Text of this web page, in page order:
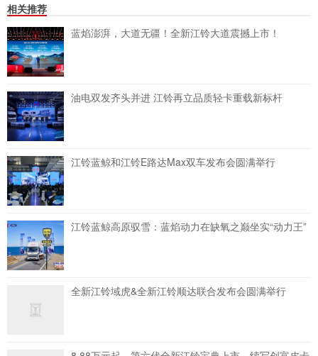
相关推荐
蓝焰澎湃，大道无疆！全新江铃大道震撼上市！
油电双发齐头并进 江铃再立品质轻卡重载新标杆
江铃蓝鲸和江铃E路达Max双车发布会圆满举行
江铃蓝鲸高原驭雪：蓝焰动力在缺氧之巅坐实“动力王”
全新江铃域虎&全新江铃顺达联合发布会圆满举行